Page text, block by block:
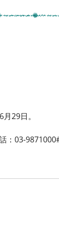
29日。
：03-